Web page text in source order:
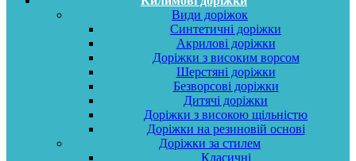
Види доріжок
Синтетичні доріжки
Акрилові доріжки
Доріжки з високим ворсом
Шерстяні доріжки
Безворсові доріжки
Дитячі доріжки
Доріжки з високою щільністю
Доріжки на резиновій основі
Доріжки за стилем
Класичні